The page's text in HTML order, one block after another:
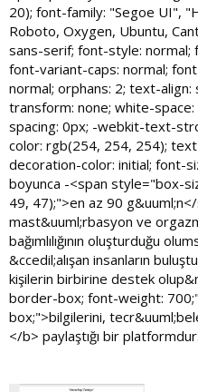
20); font-family: "Segoe UI",
Roboto, Oxygen, Ubuntu,
sans-serif; font-style: normal;
font-variant-caps: normal;
normal; orphans: 2; text-
transform: none; white-
spacing: 0px; -webkit-text-
color: rgb(254, 254, 254);
decoration-color: initial; font-
boyunca -<span style="box-
49, 47);">en az 90
mast&uuml;rbasyon ve
bağımlılığının oluşturduğu
&ccedil;alışan insanların
kişilerin birbirine destek
border-box; font-weight:
box;">bilgilerini,
</b> paylaştığı bir